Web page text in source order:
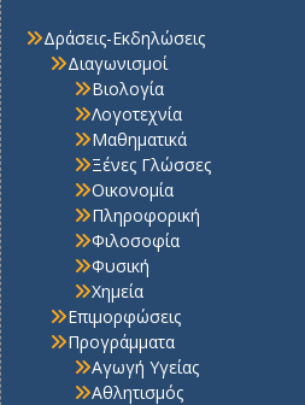
Δράσεις-Εκδηλώσεις
Διαγωνισμοί
Βιολογία
Λογοτεχνία
Μαθηματικά
Ξένες Γλώσσες
Οικονομία
Πληροφορική
Φιλοσοφία
Φυσική
Χημεία
Επιμορφώσεις
Προγράμματα
Αγωγή Υγείας
Αθλητισμός